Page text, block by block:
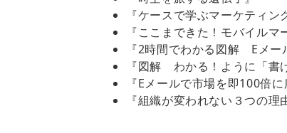
『ケースで学ぶマーケティン
『ここまできた！モバイルマ
『2時間でわかる図解 Eメー
『図解 わかる！ように「書
『Eメールで市場を即100倍
『組織が変われない３つの理